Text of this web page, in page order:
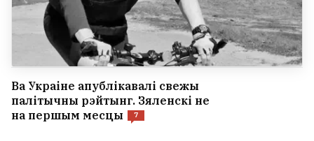
Ва Украіне апублікавалі свежы
палітычны рэйтынг. Зяленскі не
на першым месцы
7